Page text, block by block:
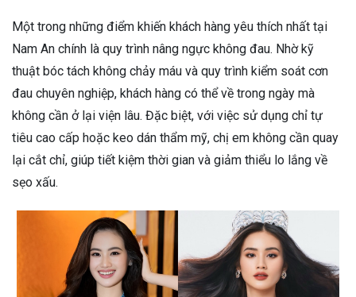
Một trong những điểm khiến khách hàng yêu thích nhất tại
Nam An chính là quy trình nâng ngực không đau. Nhờ kỹ
thuật bóc tách không chảy máu và quy trình kiểm soát cơn
đau chuyên nghiệp, khách hàng có thể về trong ngày mà
không cần ở lại viện lâu. Đặc biệt, với việc sử dụng chỉ tự
tiêu cao cấp hoặc keo dán thẩm mỹ, chị em không cần quay
lại cắt chỉ, giúp tiết kiệm thời gian và giảm thiểu lo lắng về
sẹo xấu.